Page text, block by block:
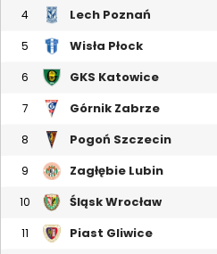
4 Lech Poznań
5 Wisła Płock
6 GKS Katowice
7 Górnik Zabrze
8 Pogoń Szczecin
9 Zagłębie Lubin
10 Śląsk Wrocław
11 Piast Gliwice